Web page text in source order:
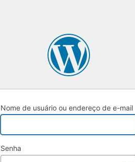
Nome de usuário ou endereço de e-mail
Senha